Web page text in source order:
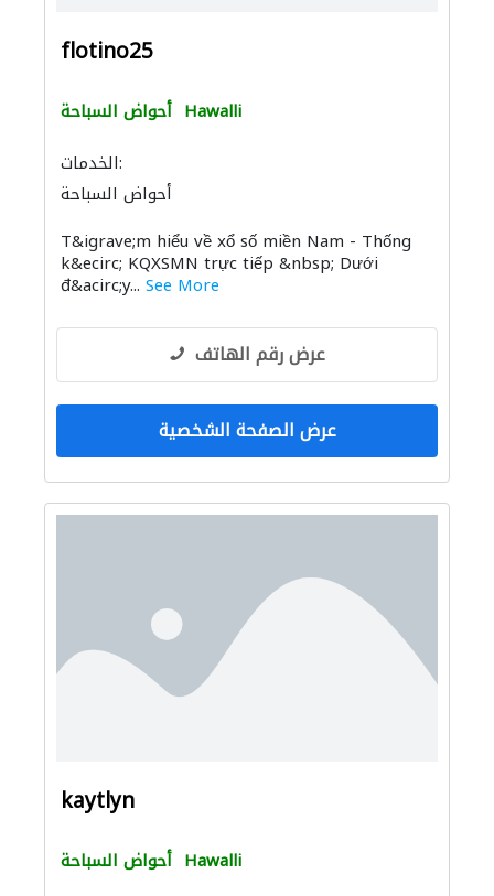
flotino25
أحواض السباحة Hawalli
الخدمات:
أحواض السباحة
T&igrave;m hiểu về xổ số miền Nam - Thống
k&ecirc; KQXSMN trực tiếp &nbsp; Dưới
đ&acirc;y... See More
عرض رقم الهاتف
عرض الصفحة الشخصية
kaytlyn
أحواض السباحة Hawalli